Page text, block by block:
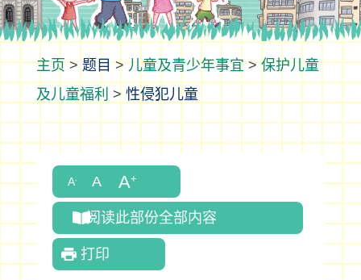
>题目>儿童及青少年事宜>保护儿童
及儿童福利 > 性侵犯儿童
阅读此部份全部内容
打印